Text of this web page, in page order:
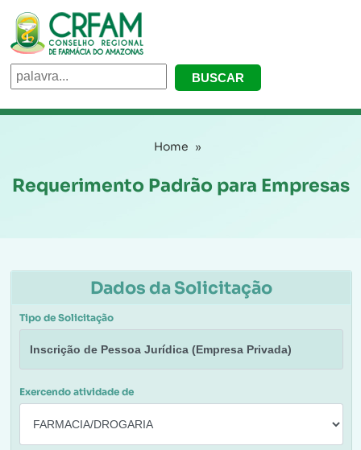
Home
Requerimento Padrão para Empresas
Dados da Solicitação
Tipo de Solicitação
Exercendo atividade de